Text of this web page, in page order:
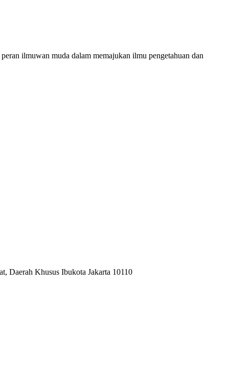
ilmuwan muda dalam memajukan ilmu pengetahuan dan
Daerah Khusus Ibukota Jakarta 10110